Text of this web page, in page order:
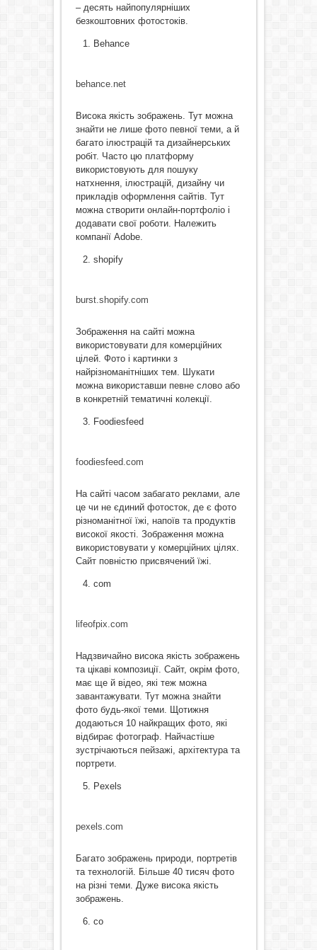
– десять найпопулярніших
безкоштовних фотостоків.
Behance
behance.net
Висока якість зображень. Тут можна
знайти не лише фото певної теми, а й
багато ілюстрацій та дизайнерських
робіт. Часто цю платформу
використовують для пошуку
натхнення, ілюстрацій, дизайну чи
прикладів оформлення сайтів. Тут
можна створити онлайн-портфоліо і
додавати свої роботи. Належить
компанії Adobe.
shopify
burst.shopify.com
Зображення на сайті можна
використовувати для комерційних
цілей. Фото і картинки з
найрізноманітніших тем. Шукати
можна використавши певне слово або
в конкретній тематичні колекції.
Foodiesfeed
foodiesfeed.com
На сайті часом забагато реклами, але
це чи не єдиний фотосток, де є фото
різноманітної їжі, напоїв та продуктів
високої якості. Зображення можна
використовувати у комерційних цілях.
Сайт повністю присвячений їжі.
com
lifeofpix.com
Надзвичайно висока якість зображень
та цікаві композиції. Сайт, окрім фото,
має ще й відео, які теж можна
завантажувати. Тут можна знайти
фото будь-якої теми. Щотижня
додаються 10 найкращих фото, які
відбирає фотограф. Найчастіше
зустрічаються пейзажі, архітектура та
портрети.
Pexels
pexels.com
Багато зображень природи, портретів
та технологій. Більше 40 тисяч фото
на різні теми. Дуже висока якість
зображень.
co